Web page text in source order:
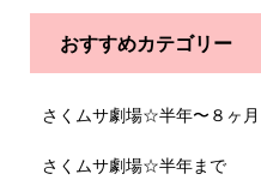
おすすめカテゴリー
さくムサ劇場☆半年〜８ヶ月
さくムサ劇場☆半年まで